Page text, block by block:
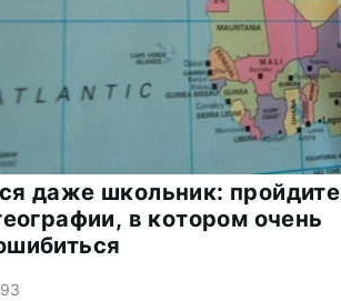
даже школьник: пройдите
в котором очень
93